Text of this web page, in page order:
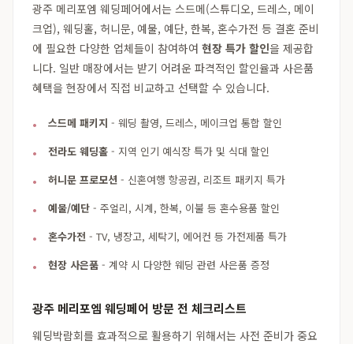
광주 메리포엠 웨딩페어에서는 스드메(스튜디오, 드레스, 메이
크업), 웨딩홀, 허니문, 예물, 예단, 한복, 혼수가전 등 결혼 준비
에 필요한 다양한 업체들이 참여하여 현장 특가 할인을 제공합
니다. 일반 매장에서는 받기 어려운 파격적인 할인율과 사은품
혜택을 현장에서 직접 비교하고 선택할 수 있습니다.
스드메 패키지 - 웨딩 촬영, 드레스, 메이크업 통합 할인
전라도 웨딩홀 - 지역 인기 예식장 특가 및 식대 할인
허니문 프로모션 - 신혼여행 항공권, 리조트 패키지 특가
예물/예단 - 주얼리, 시계, 한복, 이불 등 혼수용품 할인
혼수가전 - TV, 냉장고, 세탁기, 에어컨 등 가전제품 특가
현장 사은품 - 계약 시 다양한 웨딩 관련 사은품 증정
광주 메리포엠 웨딩페어 방문 전 체크리스트
웨딩박람회를 효과적으로 활용하기 위해서는 사전 준비가 중요